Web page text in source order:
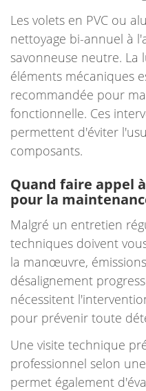
Les volets en PVC ou
nettoyage bi-annuel à
savonneuse neutre.
éléments mécaniques
recommandée pour
fonctionnelle. Ces
permettent d'éviter
composants.
Quand faire appel
pour la
Malgré un entretien
techniques doivent
la manœuvre,
désalignement
nécessitent
pour prévenir toute
Une visite technique
professionnel selon
permet également